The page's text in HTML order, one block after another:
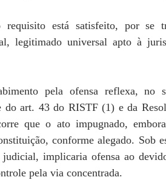
está satisfeito, por se
legitimado universal apto à
pela ofensa reflexa, no
do art. 43 do RISTF (1) e da
que o ato impugnado,
conforme alegado. Sob
implicaria ofensa ao
pela via concentrada.